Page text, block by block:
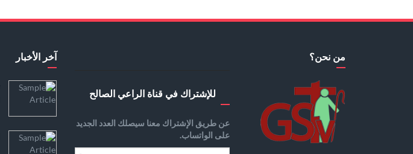
من نحن؟
للإشتراك في قناة الراعي الصالح
عن طريق الإشتراك معنا سيصلك العدد الجديد
على الواتساب.
آخر الأخبار